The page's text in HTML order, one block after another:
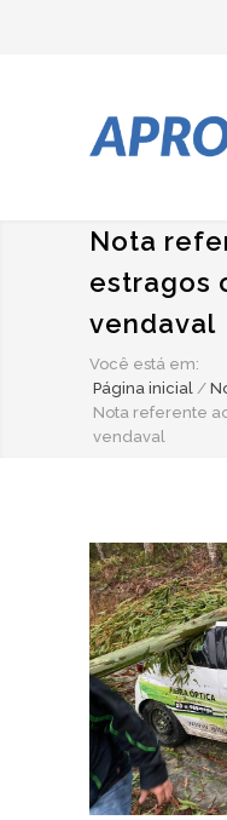
Nota
estragos
vendaval
Você está em:
Página inicial /
Nota referente
vendaval